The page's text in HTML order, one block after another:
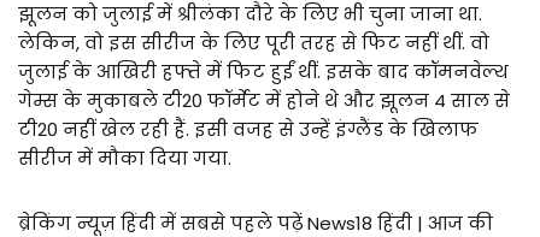
झूलन को जुलाई में श्रीलंका दौरे के लिए भी चुना जाना था.
लेकिन, वो इस सीरीज के लिए पूरी तरह से फिट नहीं थीं. वो
जुलाई के आखिरी हफ्ते में फिट हुईं थीं. इसके बाद कॉमनवेल्थ
गेम्स के मुकाबले टी20 फॉर्मेट में होने थे और झूलन 4 साल से
टी20 नहीं खेल रही हैं. इसी वजह से उन्हें इंग्लैंड के खिलाफ
सीरीज में मौका दिया गया.
ब्रेकिंग न्यूज़ हिंदी में सबसे पहले पढ़ें News18 हिंदी | आज की